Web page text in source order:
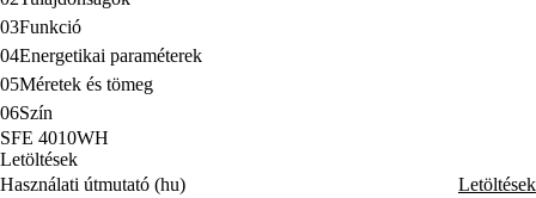
03Funkció
04Energetikai paraméterek
05Méretek és tömeg
06Szín
SFE 4010WH
Letöltések
Használati útmutató (hu)
Letöltések